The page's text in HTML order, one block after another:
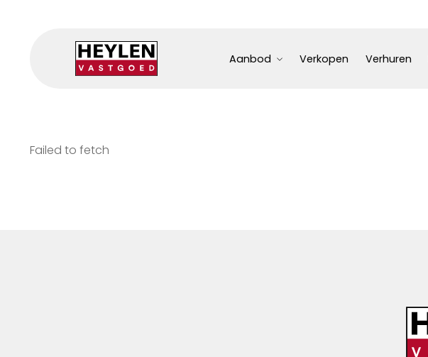
Aanbod Verkopen Verhuren
Failed to fetch